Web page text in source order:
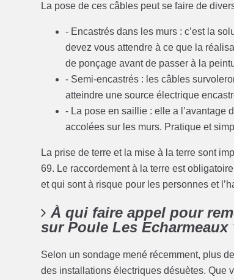
La pose de ces câbles peut se faire de
- Encastrés dans les murs : c’est la
devez vous attendre à ce que la
de ponçage avant de passer à la
- Semi-encastrés : les câbles
atteindre une source électrique
- La pose en saillie : elle a l’avantage
accolées sur les murs. Pratique et
La prise de terre et la mise à la terre sont
69. Le raccordement à la terre est
et qui sont à risque pour les personnes et
À qui faire appel pour
sur Poule Les Echarmeaux
Selon un sondage mené récemment, plus
des installations électriques désuètes. Que